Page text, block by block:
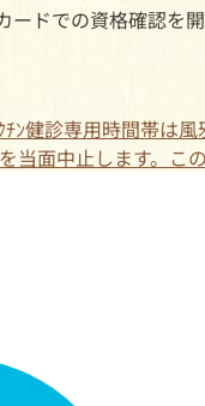
ードでの資格確認を
ﾝ健診専用時間帯は
当面中止します。こ